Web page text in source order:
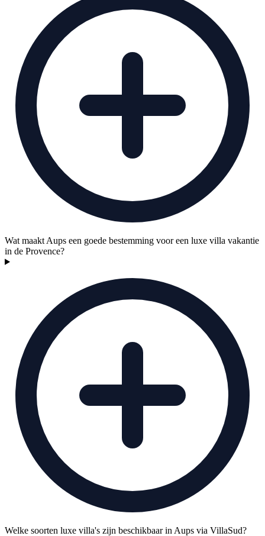
Wat maakt Aups een goede bestemming voor een luxe villa vakantie
in de Provence?
Welke soorten luxe villa's zijn beschikbaar in Aups via VillaSud?